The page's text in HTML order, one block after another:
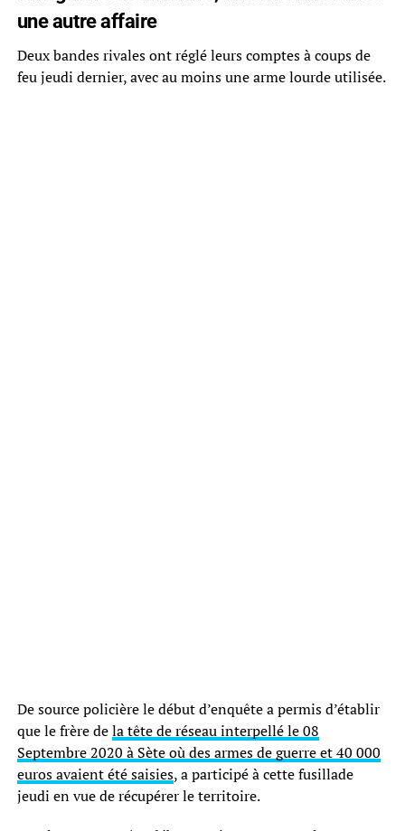
une autre affaire
Deux bandes rivales ont réglé leurs comptes à coups de
feu jeudi dernier, avec au moins une arme lourde utilisée.
De source policière le début d’enquête a permis d’établir
que le frère dela tête de réseau interpellé le 08
Septembre 2020 à Sète où des armes de guerre et 40 000
euros avaient été saisies, a participé à cette fusillade
jeudi en vue de récupérer le territoire.